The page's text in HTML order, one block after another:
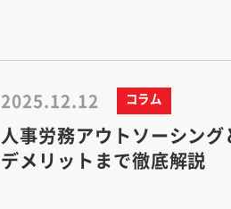
2025.12.12 コラム
人事労務アウトソーシン
デメリットまで徹底解説